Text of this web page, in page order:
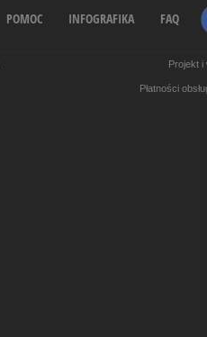
POMOC INFOGRAFIKA FAQ
Projekt
Płatności